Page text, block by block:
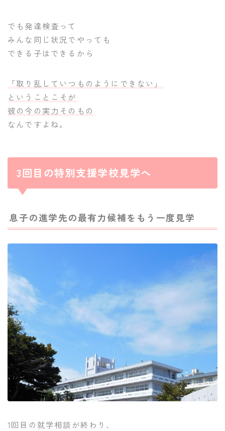
でも発達検査って
みんな同じ状況でやっても
できる子はできるから
「取り乱していつものようにできない」
ということこそが
彼の今の実力そのもの
なんですよね。
3回目の特別支援学校見学へ
息子の進学先の最有力候補をもう一度見学
1回目の就学相談が終わり、